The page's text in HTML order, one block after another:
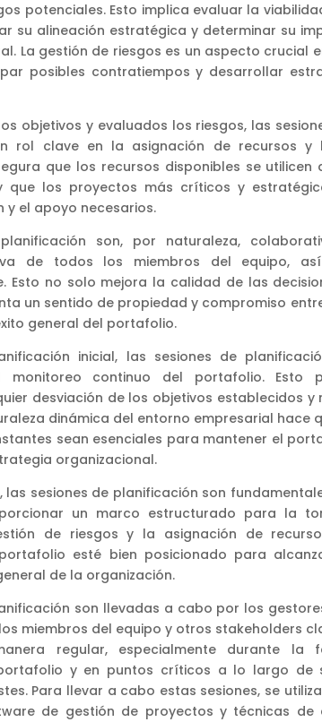
potenciales. Esto implica evaluar la
su alineación estratégica y determinar su
La gestión de riesgos es un aspecto crucial
posibles contratiempos y desarrollar
objetivos y evaluados los riesgos, las
rol clave en la asignación de recursos y
que los recursos disponibles se utilicen
que los proyectos más críticos y
y el apoyo necesarios.
son, por naturaleza,
de todos los miembros del equipo,
Esto no solo mejora la calidad de las
un sentido de propiedad y compromiso
general del portafolio.
inicial, las sesiones de
monitoreo continuo del portafolio. Esto
desviación de los objetivos establecidos y
dinámica del entorno empresarial hace
sean esenciales para mantener el
organizacional.
las sesiones de planificación son
un marco estructurado para la
de riesgos y la asignación de
esté bien posicionado para
de la organización.
son llevadas a cabo por los
miembros del equipo y otros stakeholders
regular, especialmente durante la
y en puntos críticos a lo largo de
Para llevar a cabo estas sesiones, se
de gestión de proyectos y técnicas de